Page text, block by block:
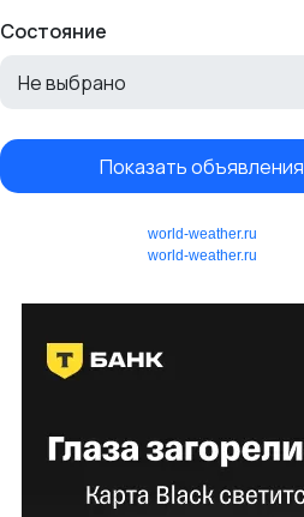
Состояние
Не выбрано
Показать объявления
world-weather.ru
world-weather.ru